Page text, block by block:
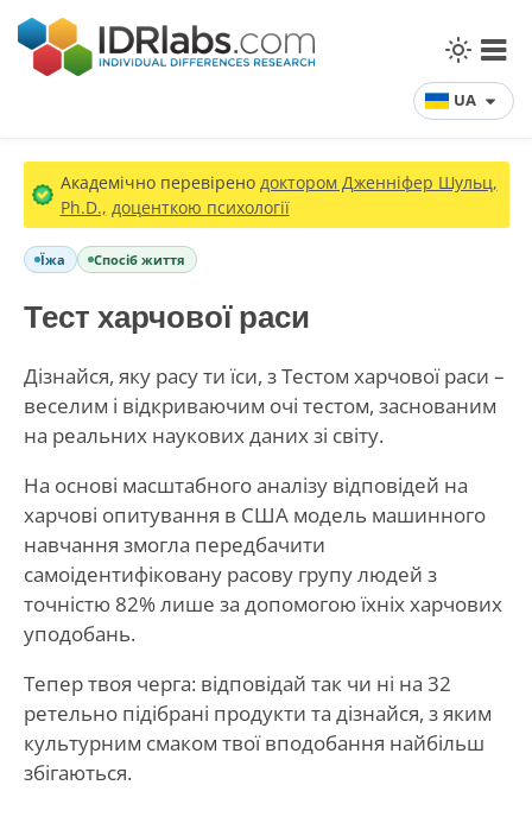
UA
Академічно перевірено доктором Дженніфер Шульц,
Ph.D., доценткою психології
Їжа Спосіб життя
Тест харчової раси
Дізнайся, яку расу ти їси, з Тестом харчової раси –
веселим і відкриваючим очі тестом, заснованим
на реальних наукових даних зі світу.
На основі масштабного аналізу відповідей на
харчові опитування в США модель машинного
навчання змогла передбачити
самоідентифіковану расову групу людей з
точністю 82% лише за допомогою їхніх харчових
уподобань.
Тепер твоя черга: відповідай так чи ні на 32
ретельно підібрані продукти та дізнайся, з яким
культурним смаком твої вподобання найбільш
збігаються.